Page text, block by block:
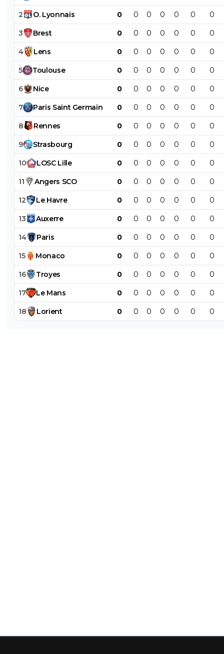
2 O. Lyonnais 0 0 0 0 0 0 0
3 Brest 0 0 0 0 0 0 0
4 Lens 0 0 0 0 0 0 0
5 Toulouse 0 0 0 0 0 0 0
6 Nice 0 0 0 0 0 0 0
7 Paris Saint Germain 0 0 0 0 0 0 0
8 Rennes 0 0 0 0 0 0 0
9 Strasbourg 0 0 0 0 0 0 0
10 LOSC Lille 0 0 0 0 0 0 0
11 Angers SCO 0 0 0 0 0 0 0
12 Le Havre 0 0 0 0 0 0 0
13 Auxerre 0 0 0 0 0 0 0
14 Paris 0 0 0 0 0 0 0
15 Monaco 0 0 0 0 0 0 0
16 Troyes 0 0 0 0 0 0 0
17 Le Mans 0 0 0 0 0 0 0
18 Lorient 0 0 0 0 0 0 0